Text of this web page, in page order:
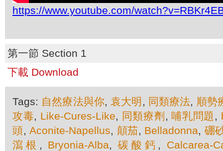
https://www.youtube.com/
第一節 Section 1
下載 Download
Tags: 自然療法與你,袁大明 , 同類療法, 順勢
攻毒, Like-Cures-Like, 同類療劑 , 哺乳問題 ,
頭,Aconite-Napellus, 顛茄, Belladonna, 硼
瀉根 , Bryonia-Alba, 碳酸鈣 , Calcarea-